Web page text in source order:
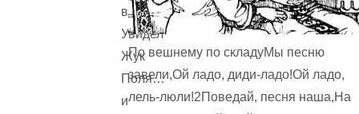
вдруг
Увидел
Жук
Поля…
и
По вешнему по складуМы песню
завели,Ой ладо, диди-ладо!Ой ладо,
лель-люли!2Поведай, песня наша,На